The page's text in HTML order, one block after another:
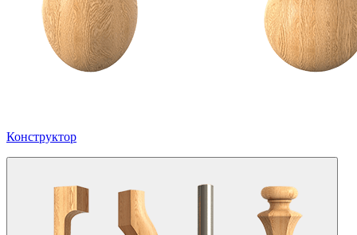
Конструктор